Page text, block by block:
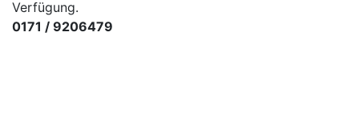
Verfügung.
0171 / 9206479